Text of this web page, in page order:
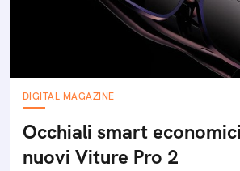
DIGITAL MAGAZINE
Occhiali smart
nuovi Viture Pro 2